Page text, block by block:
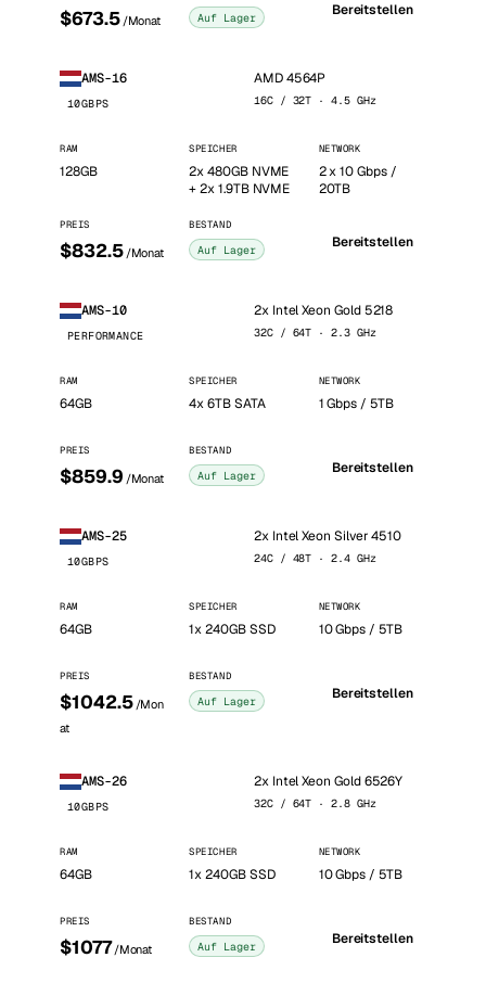
$673.5 /Monat Auf Lager Bereitstellen
AMS-16
10GBPS
AMD 4564P
16C / 32T · 4.5 GHz
RAM
128GB
SPEICHER
2x 480GB NVME
+ 2x 1.9TB NVME
NETWORK
2 x 10 Gbps /
20TB
PREIS
$832.5 /Monat
BESTAND
Auf Lager Bereitstellen
AMS-10
PERFORMANCE
2x Intel Xeon Gold 5218
32C / 64T · 2.3 GHz
RAM
64GB
SPEICHER
4x 6TB SATA
NETWORK
1 Gbps / 5TB
PREIS
$859.9 /Monat
BESTAND
Auf Lager Bereitstellen
AMS-25
10GBPS
2x Intel Xeon Silver 4510
24C / 48T · 2.4 GHz
RAM
64GB
SPEICHER
1x 240GB SSD
NETWORK
10 Gbps / 5TB
PREIS
$1042.5 /Mon
at
BESTAND
Auf Lager Bereitstellen
AMS-26
10GBPS
2x Intel Xeon Gold 6526Y
32C / 64T · 2.8 GHz
RAM
64GB
SPEICHER
1x 240GB SSD
NETWORK
10 Gbps / 5TB
PREIS
$1077 /Monat
BESTAND
Auf Lager Bereitstellen